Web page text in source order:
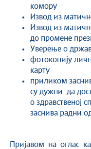
комору
Извод из
Извод из
до промене
Уверење о
фотoкопију
карту
приликом
су дужни да
о здравственој
заснива радни
Пријавом на оглас